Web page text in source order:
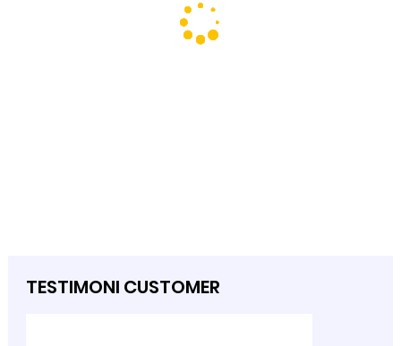
TESTIMONI CUSTOMER